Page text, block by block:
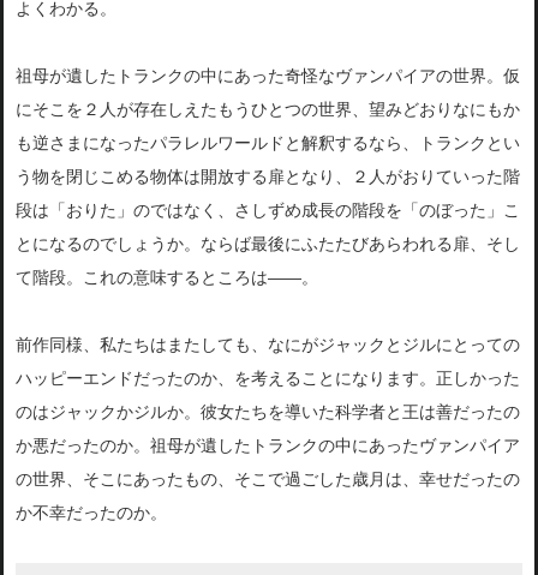
よくわかる。
祖母が遺したトランクの中にあった奇怪なヴァンパイアの世界。仮
にそこを２人が存在しえたもうひとつの世界、望みどおりなにもか
も逆さまになったパラレルワールドと解釈するなら、トランクとい
う物を閉じこめる物体は開放する扉となり、２人がおりていった階
段は「おりた」のではなく、さしずめ成長の階段を「のぼった」こ
とになるのでしょうか。ならば最後にふたたびあらわれる扉、そし
て階段。これの意味するところは――。
前作同様、私たちはまたしても、なにがジャックとジルにとっての
ハッピーエンドだったのか、を考えることになります。正しかった
のはジャックかジルか。彼女たちを導いた科学者と王は善だったの
か悪だったのか。祖母が遺したトランクの中にあったヴァンパイア
の世界、そこにあったもの、そこで過ごした歳月は、幸せだったの
か不幸だったのか。